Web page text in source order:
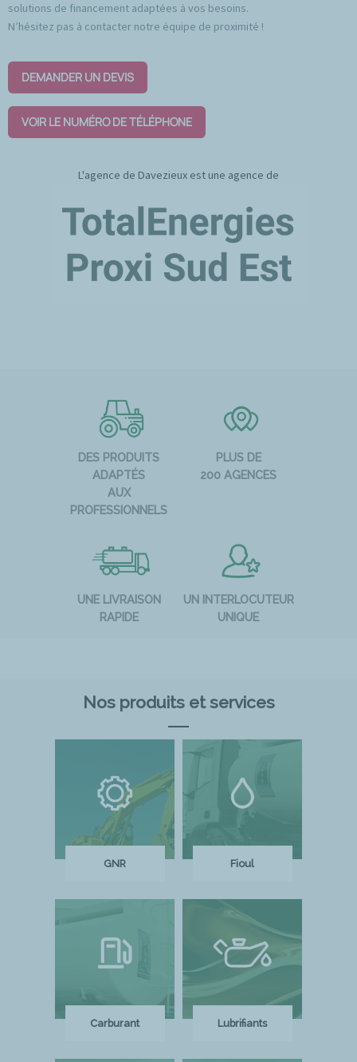
solutions de financement adaptées à vos besoins.
N’hésitez pas à contacter notre équipe de proximité !
DEMANDER UN DEVIS
VOIR LE NUMÉRO DE TÉLÉPHONE
L'agence de Davezieux est une agence de
DES PRODUITS
ADAPTÉS
AUX
PROFESSIONNELS
PLUS DE
200 AGENCES
UNE LIVRAISON
RAPIDE
UN INTERLOCUTEUR
UNIQUE
Nos produits et services
GNR Fioul
Carburant Lubrifiants